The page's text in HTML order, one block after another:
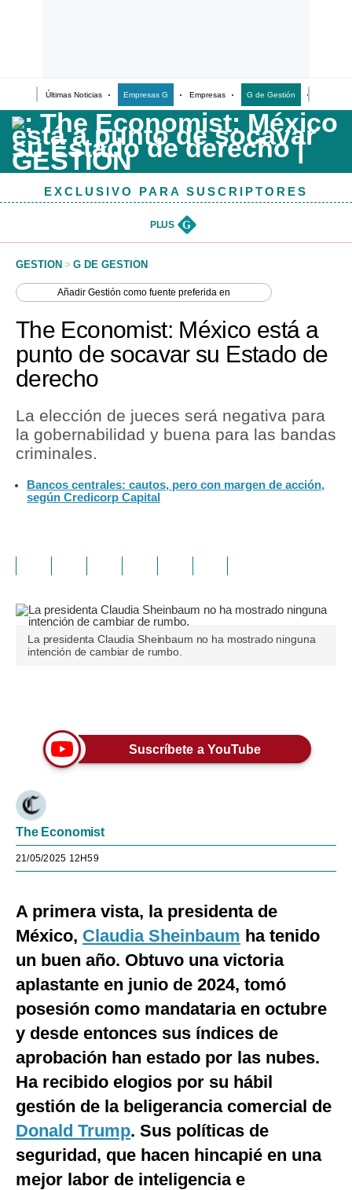
Últimas Noticias Empresas G Empresas G de Gestión
Últimas Noticias
Casos de Estudio
Columnistas
InfografíasEXCLUSIVO PARA SUSCRIPTORES
PLUS G
GESTION > G DE GESTION
AñadirGestión como fuente preferida en
The Economist: México está a
punto de socavar su Estado de
derecho
La elección de jueces será negativa para
la gobernabilidad y buena para las bandas
criminales.
Bancos centrales: cautos, pero con margen de acción,
según Credicorp Capital
La presidenta Claudia Sheinbaum no ha mostrado ninguna
intención de cambiar de rumbo.
Suscríbete a YouTube
The Economist
21/05/2025 12H59
A primera vista, la presidenta de
México, Claudia Sheinbaum ha tenido
un buen año. Obtuvo una victoria
aplastante en junio de 2024, tomó
posesión como mandataria en octubre
y desde entonces sus índices de
aprobación han estado por las nubes.
Ha recibido elogios por su hábil
gestión de la beligerancia comercial de
Donald Trump. Sus políticas de
seguridad, que hacen hincapié en una
mejor labor de inteligencia e